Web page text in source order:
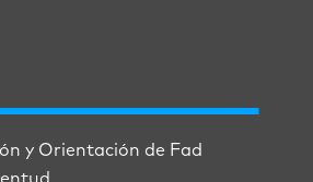
y Orientación de Fad